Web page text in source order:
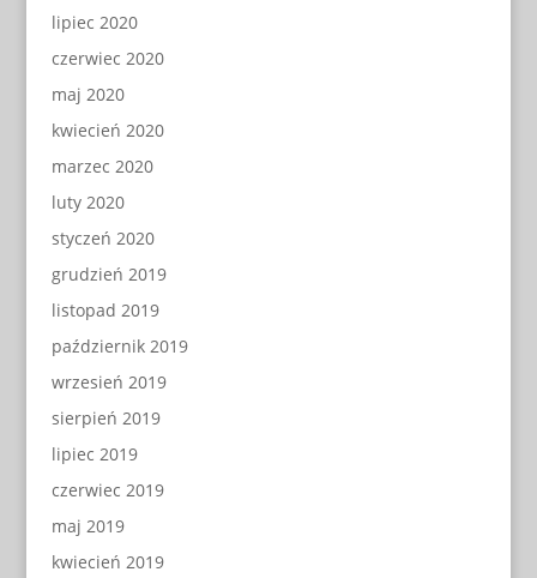
lipiec 2020
czerwiec 2020
maj 2020
kwiecień 2020
marzec 2020
luty 2020
styczeń 2020
grudzień 2019
listopad 2019
październik 2019
wrzesień 2019
sierpień 2019
lipiec 2019
czerwiec 2019
maj 2019
kwiecień 2019